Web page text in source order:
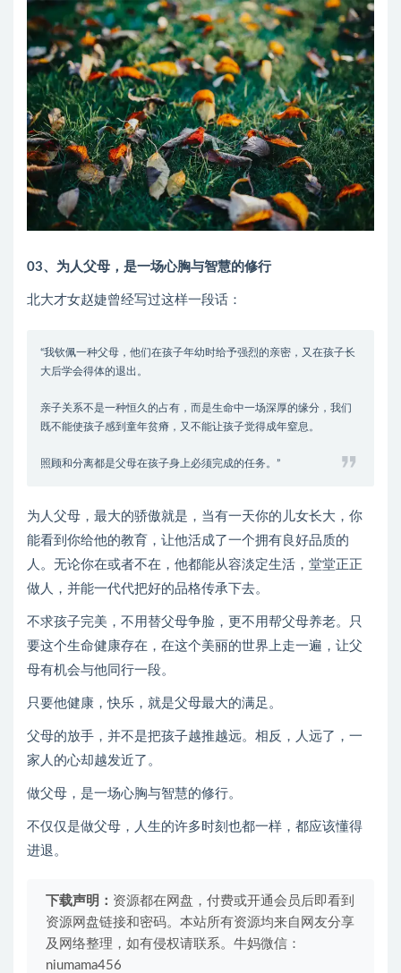
03、为人父母，是一场心胸与智慧的修行
北大才女赵婕曾经写过这样一段话：
“我钦佩一种父母，他们在孩子年幼时给予强烈的亲密，又在孩子长
大后学会得体的退出。
亲子关系不是一种恒久的占有，而是生命中一场深厚的缘分，我们
既不能使孩子感到童年贫瘠，又不能让孩子觉得成年窒息。
照顾和分离都是父母在孩子身上必须完成的任务。”
为人父母，最大的骄傲就是，当有一天你的儿女长大，你
能看到你给他的教育，让他活成了一个拥有良好品质的
人。无论你在或者不在，他都能从容淡定生活，堂堂正正
做人，并能一代代把好的品格传承下去。
不求孩子完美，不用替父母争脸，更不用帮父母养老。只
要这个生命健康存在，在这个美丽的世界上走一遍，让父
母有机会与他同行一段。
只要他健康，快乐，就是父母最大的满足。
父母的放手，并不是把孩子越推越远。相反，人远了，一
家人的心却越发近了。
做父母，是一场心胸与智慧的修行。
不仅仅是做父母，人生的许多时刻也都一样，都应该懂得
进退。
下载声明： 资源都在网盘，付费或开通会员后即看到
资源网盘链接和密码。本站所有资源均来自网友分享
及网络整理，如有侵权请联系。牛妈微信：
niumama456